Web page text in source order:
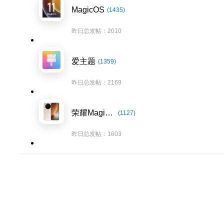
MagicOS (1435)
昨日总发帖：2010
爱主题 (1359)
昨日总发帖：2169
荣耀Magic8系列 (1127)
昨日总发帖：1603